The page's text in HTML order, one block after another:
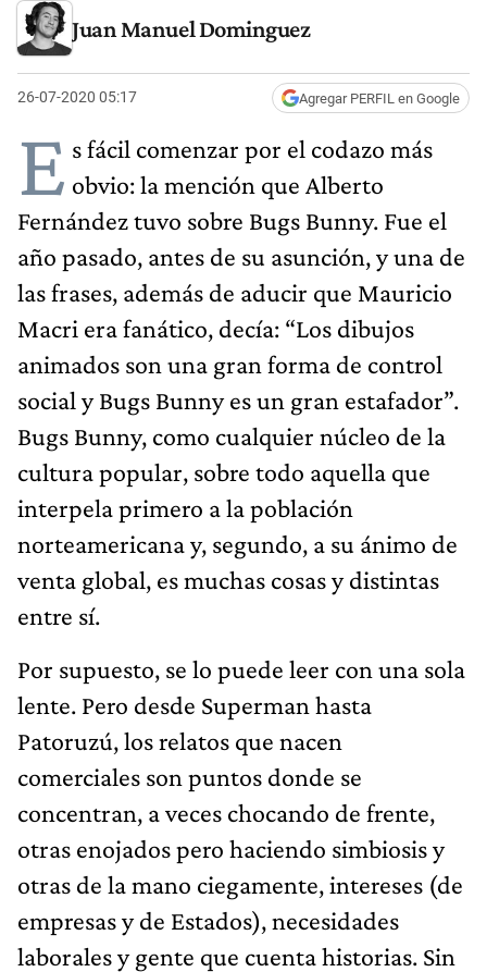
Juan Manuel Dominguez
26-07-2020 05:17 Agregar PERFIL en Google
E s fácil comenzar por el codazo más
obvio: la mención que Alberto
Fernández tuvo sobre Bugs Bunny. Fue el
año pasado, antes de su asunción, y una de
las frases, además de aducir que Mauricio
Macri era fanático, decía: “Los dibujos
animados son una gran forma de control
social y Bugs Bunny es un gran estafador”.
Bugs Bunny, como cualquier núcleo de la
cultura popular, sobre todo aquella que
interpela primero a la población
norteamericana y, segundo, a su ánimo de
venta global, es muchas cosas y distintas
entre sí.
Por supuesto, se lo puede leer con una sola
lente. Pero desde Superman hasta
Patoruzú, los relatos que nacen
comerciales son puntos donde se
concentran, a veces chocando de frente,
otras enojados pero haciendo simbiosis y
otras de la mano ciegamente, intereses (de
empresas y de Estados), necesidades
laborales y gente que cuenta historias. Sin